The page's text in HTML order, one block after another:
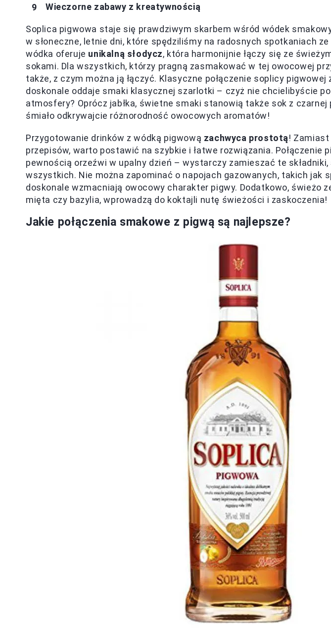
Wieczorne zabawy z kreatywnością
Soplica pigwowa staje się prawdziwym skarbem wśród wódek
w słoneczne, letnie dni, które spędziliśmy na radosnych spotkaniach
wódka oferuje unikalną słodycz, która harmonijnie łączy się ze
sokami. Dla wszystkich, którzy pragną zasmakować w tej owocowej
także, z czym można ją łączyć. Klasyczne połączenie soplicy pigwowej
doskonale oddaje smaki klasycznej szarlotki – czyż nie chcielibyście
atmosfery? Oprócz jabłka, świetne smaki stanowią także sok z
śmiało odkrywajcie różnorodność owocowych aromatów!
Przygotowanie drinków z wódką pigwową zachwyca prostotą!
przepisów, warto postawić na szybkie i łatwe rozwiązania. Połączenie
pewnością orzeźwi w upalny dzień – wystarczy zamieszać te
wszystkich. Nie można zapominać o napojach gazowanych, takich jak
doskonale wzmacniają owocowy charakter pigwy. Dodatkowo, świeżo
mięta czy bazylia, wprowadzą do koktajli nutę świeżości i zaskoczenia!
Jakie połączenia smakowe z pigwą są najlepsze?